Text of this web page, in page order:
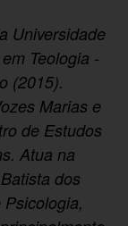
Universidade
Teologia -
(2015).
Marias e
de Estudos
Atua na
dos